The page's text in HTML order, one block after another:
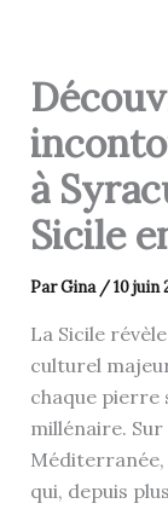
à
Sicile
ParGina /10 juin
La Sicile
culturel
chaque pierre
millénaire.
Méditerranée,
qui, depuis